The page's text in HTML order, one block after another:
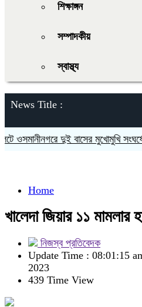
শিক্ষাঙ্গন
সম্পাদকীয়
স্বাস্থ্য
News Title :
ওসমানীনগরে দুই বাসের মুখোমুখি সংঘর্ষে
Home
খালেদা জিয়ার ১১ মামলার
নিজস্ব প্রতিবেদক
Update Time : 08:01:15
2023
439 Time View